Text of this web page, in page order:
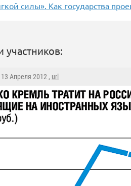
силы». Как государства
13 Апреля 2012 , url